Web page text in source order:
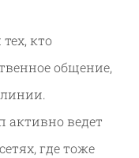
кто
общение,
активно ведет
где тоже